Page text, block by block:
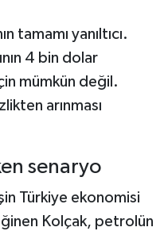
tamamı yanıltıcı.
4 bin dolar
mümkün değil.
arınması
senaryo
Türkiye ekonomisi
Kolçak, petrolün